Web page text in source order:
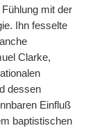
mit der
Ihn fesselte
Clarke,
dessen
Einfluß
baptistischen